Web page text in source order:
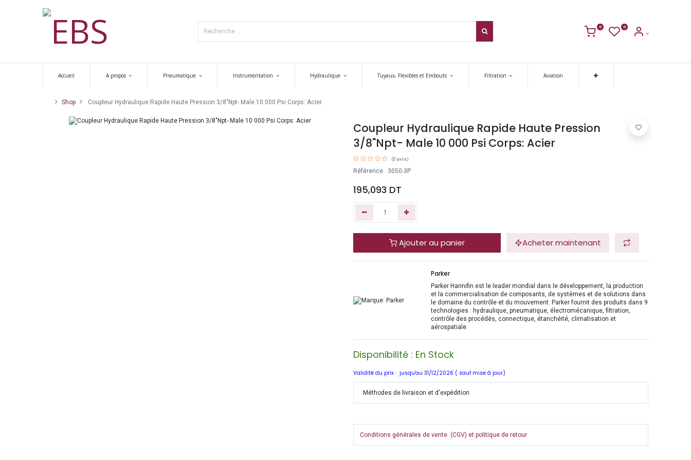
0 0
Accueil A propos Pneumatique Instrumentation Hydraulique Tuyaux, Flexibles et Embouts Filtration Aviation
Shop Coupleur Hydraulique Rapide Haute Pression 3/8"Npt- Male 10 000 Psi Corps: Acier
Coupleur Hydraulique Rapide Haute Pression
3/8"Npt- Male 10 000 Psi Corps: Acier
(0 avis)
Référence : 3050-3P
195,093 DT
Ajouter au panier Acheter maintenant
Parker
Parker Hannifin est le leader mondial dans le développement, la production
et la commercialisation de composants, de systèmes et de solutions dans
le domaine du contrôle et du mouvement. Parker fournit des produits dans 9
technologies : hydraulique, pneumatique, électromécanique, filtration,
contrôle des procédés, connectique, étanchéité, climatisation et
aérospatiale.
Disponibilité : En Stock
Validité du prix : jusqu'au 31/12/2026 ( sauf mise à jour)
Méthodes de livraison et d'expédition
Conditions générales de vente (CGV) et politique de retour